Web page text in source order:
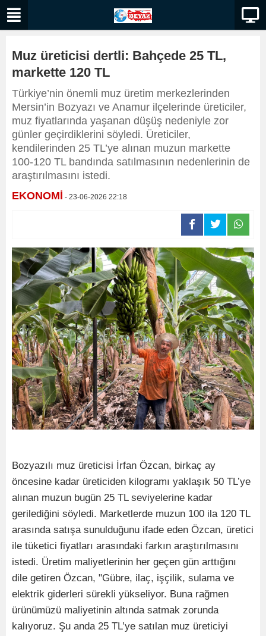
Muz üreticisi dertli: Bahçede 25 TL,
markette 120 TL
Türkiye’nin önemli muz üretim merkezlerinden
Mersin’in Bozyazı ve Anamur ilçelerinde üreticiler,
muz fiyatlarında yaşanan düşüş nedeniyle zor
günler geçirdiklerini söyledi. Üreticiler,
kendilerinden 25 TL’ye alınan muzun markette
100-120 TL bandında satılmasının nedenlerinin de
araştırılmasını istedi.
EKONOMİ - 23-06-2026 22:18
Bozyazılı muz üreticisi İrfan Özcan, birkaç ay
öncesine kadar üreticiden kilogramı yaklaşık 50 TL’ye
alınan muzun bugün 25 TL seviyelerine kadar
gerilediğini söyledi. Marketlerde muzun 100 ila 120 TL
arasında satışa sunulduğunu ifade eden Özcan, üretici
ile tüketici fiyatları arasındaki farkın araştırılmasını
istedi. Üretim maliyetlerinin her geçen gün arttığını
dile getiren Özcan, "Gübre, ilaç, işçilik, sulama ve
elektrik giderleri sürekli yükseliyor. Buna rağmen
ürünümüzü maliyetinin altında satmak zorunda
kalıyoruz. Şu anda 25 TL’ye satılan muz üreticiyi